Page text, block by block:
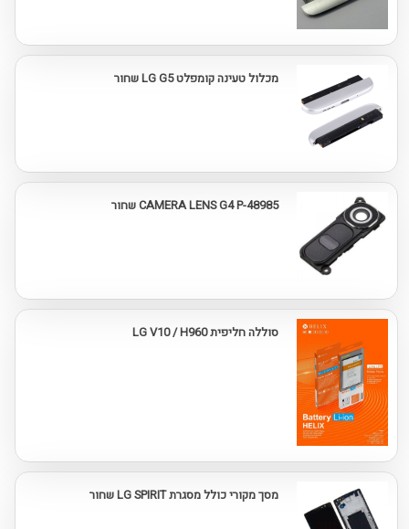
מכלול טעינה קומפלט LG G5 שחור
CAMERA LENS G4 P-48985 שחור
סוללה חליפית LG V10 / H960
מסך מקורי כולל מסגרת LG SPIRIT שחור